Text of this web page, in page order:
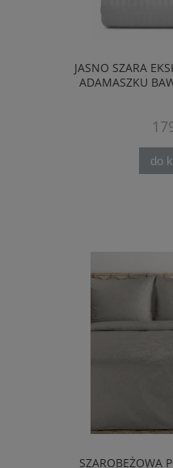
JASNO SZARA
ADAMASZKU
do
SZAROBEŻOWA